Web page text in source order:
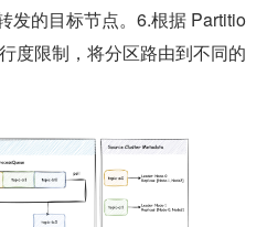
发的目标节点。6.根据 Partitio
度限制，将分区路由到不同的